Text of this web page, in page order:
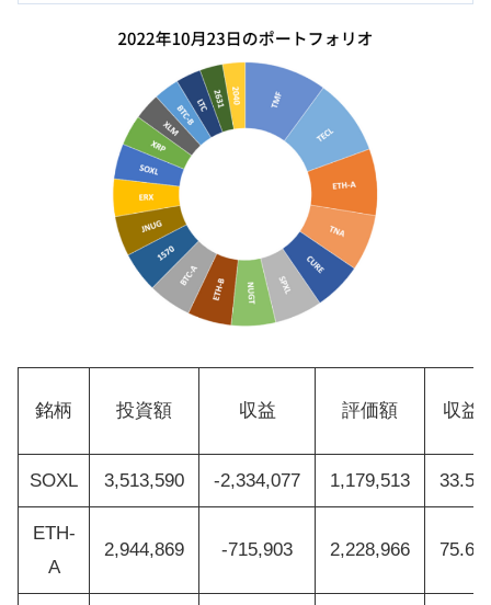
銘柄 投資額 収益 評価額 収益
SOXL 3,513,590 -2,334,077 1,179,513
ETH-
A
2,944,869 -715,903 2,228,966